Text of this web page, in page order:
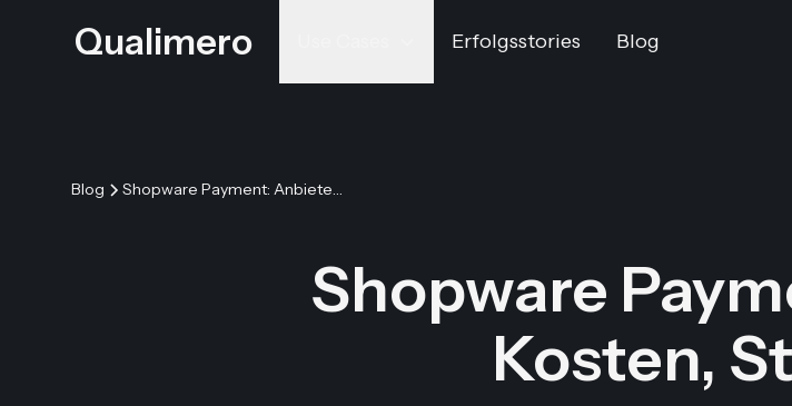
Qualimero Erfolgsstories Blog
Blog Shopware Payment: Anbieter, Kosten, Strategie
Shopware
Kosten,